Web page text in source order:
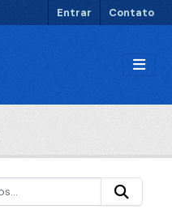
Entrar Contato